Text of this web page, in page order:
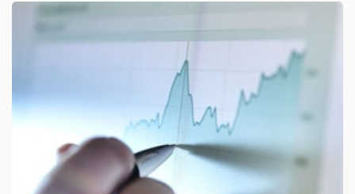
đạo
(-)
Tất cả Người nội bộ Người liên quan Cổ đông lớn